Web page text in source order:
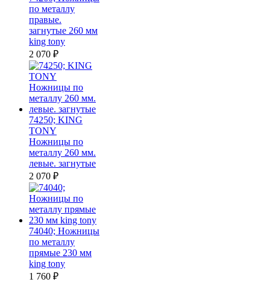
по металлу
правые.
загнутые 260 мм
king tony
2 070 ₽
74250; KING
TONY
Ножницы по
металлу 260 мм.
левые. загнутые
2 070 ₽
74040; Ножницы
по металлу
прямые 230 мм
king tony
1 760 ₽